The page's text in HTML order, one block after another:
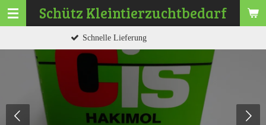
Zum
Hauptinhalt
Schütz Kleintierzuchtbedarf